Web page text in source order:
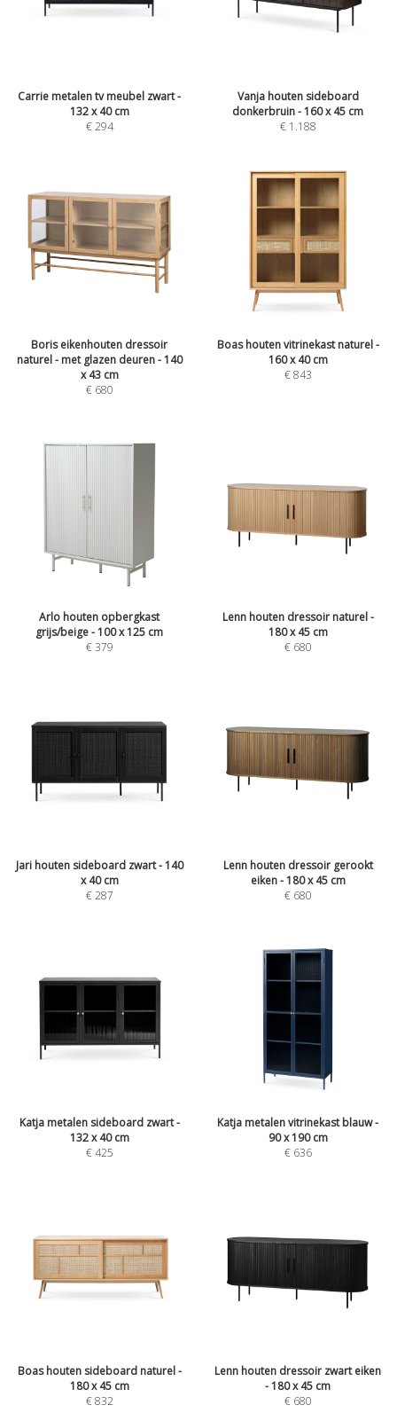
Carrie metalen tv meubel zwart -
132 x 40 cm
€294
Vanja houten sideboard
donkerbruin - 160 x 45 cm
€ 1.188
Boris eikenhouten dressoir
naturel - met glazen deuren - 140
x 43 cm
€ 680
Boas houten vitrinekast naturel -
160 x 40 cm
€843
Arlo houten opbergkast
grijs/beige - 100 x 125 cm
€379
Lenn houten dressoir naturel -
180 x 45 cm
€ 680
Jari houten sideboard zwart - 140
x 40 cm
€287
Lenn houten dressoir gerookt
eiken - 180 x 45 cm
€ 680
Katja metalen sideboard zwart -
132 x 40 cm
€425
Katja metalen vitrinekast blauw -
90 x 190 cm
€ 636
Boas houten sideboard naturel -
180 x 45 cm
€832
Lenn houten dressoir zwart eiken
- 180 x 45 cm
€ 680